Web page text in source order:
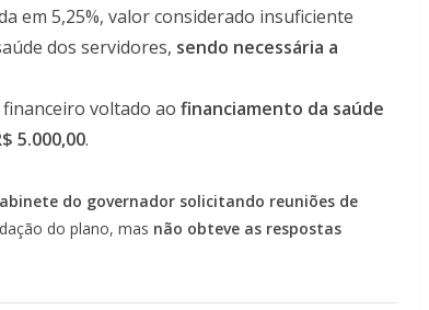
em 5,25%, valor considerado insuficiente
dos servidores, sendo necessária a
voltado ao financiamento da saúde
5.000,00.
do governador solicitando reuniões de
do plano, mas não obteve as respostas